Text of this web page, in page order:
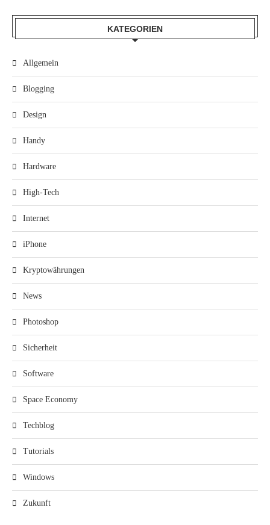
KATEGORIEN
Allgemein
Blogging
Design
Handy
Hardware
High-Tech
Internet
iPhone
Kryptowährungen
News
Photoshop
Sicherheit
Software
Space Economy
Techblog
Tutorials
Windows
Zukunft